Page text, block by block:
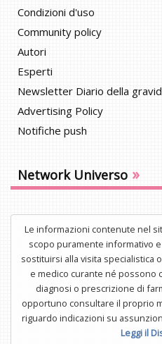
Condizioni d'uso
Community policy
Autori
Esperti
Newsletter Diario della
Advertising Policy
Notifiche push
Network Universo »
Le informazioni contenute nel
scopo puramente informativo
sostituirsi alla visita specialistica
e medico curante né possono
diagnosi o prescrizione di
opportuno consultare il proprio
riguardo indicazioni su
Leggi il